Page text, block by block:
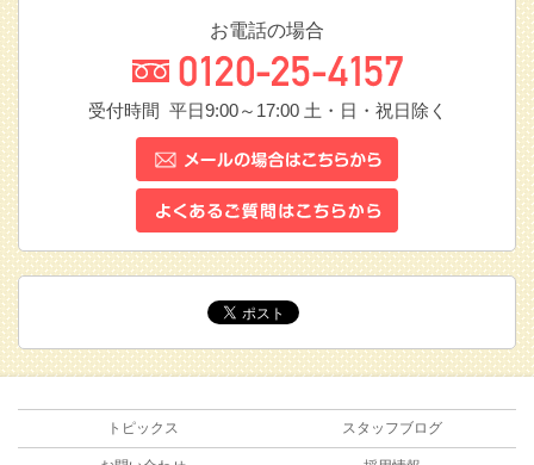
お電話の場合
受付時間 平日9:00～17:00土・日・祝日除く
トピックス スタッフブログ